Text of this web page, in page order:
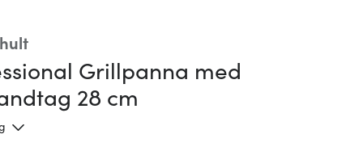
Grillpanna med
28 cm